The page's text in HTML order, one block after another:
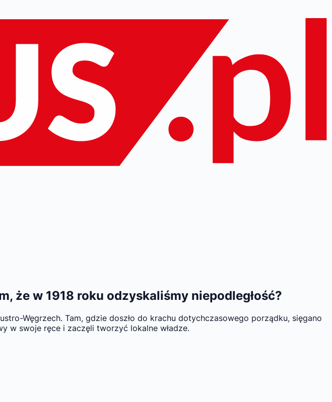
że w 1918 roku odzyskaliśmy niepodległość?
Węgrzech. Tam, gdzie doszło do krachu dotychczasowego porządku, sięgano
w swoje ręce i zaczęli tworzyć lokalne władze.